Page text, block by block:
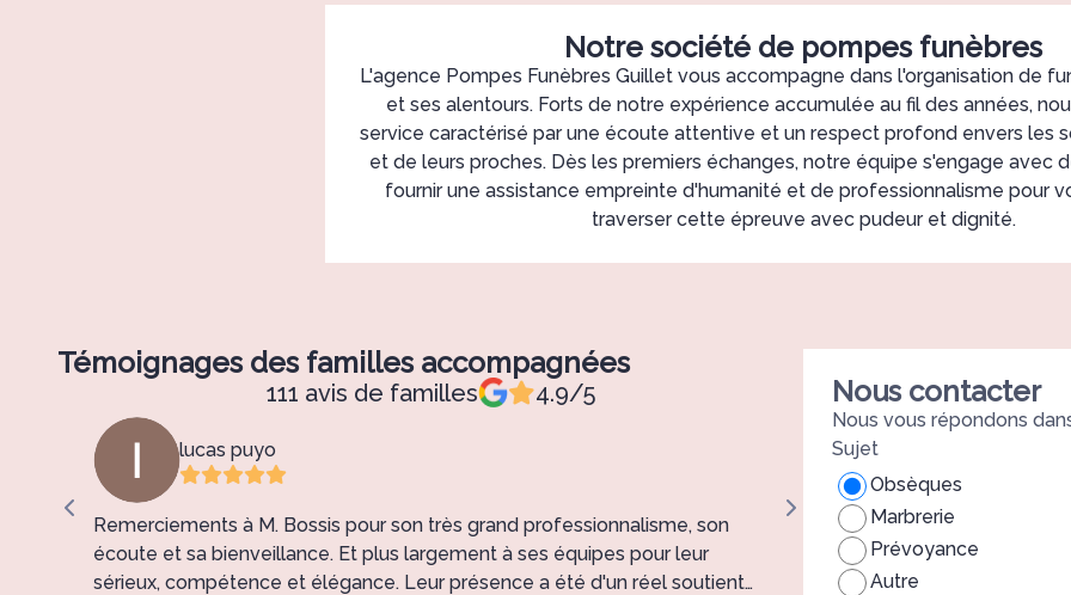
Notre société de pompes funèbres
L'agence Pompes Funèbres Guillet vous accompagne dans l'organisation de
et ses alentours. Forts de notre expérience accumulée au fil des années,
service caractérisé par une écoute attentive et un respect profond envers les
et de leurs proches. Dès les premiers échanges, notre équipe s'engage avec
fournir une assistance empreinte d'humanité et de professionnalisme pour
traverser cette épreuve avec pudeur et dignité.
Témoignages des familles accompagnées
111 avis de familles 4.9/5
lucas puyo
Remerciements à M. Bossis pour son très grand professionnalisme, son
écoute et sa bienveillance. Et plus largement à ses équipes pour leur
sérieux, compétence et élégance. Leur présence a été d'un réel soutient
Zahia Djiaba
Nous tenons à remercier
pour l’accompagnement
obsèques de notre chère
Nous contacter
Nous vous répondons
Sujet
Obsèques
Marbrerie
Prévoyance
Autre